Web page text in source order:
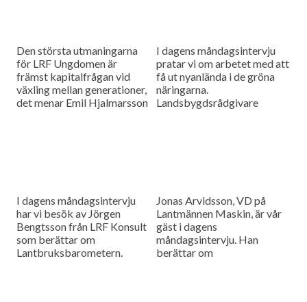
Den största utmaningarna
för LRF Ungdomen är
främst kapitalfrågan vid
växling mellan generationer,
det menar Emil Hjalmarsson
I dagens måndagsintervju
pratar vi om arbetet med att
få ut nyanlända i de gröna
näringarna.
Landsbygdsrådgivare
I dagens måndagsintervju
har vi besök av Jörgen
Bengtsson från LRF Konsult
som berättar om
Lantbruksbarometern.
Jonas Arvidsson, VD på
Lantmännen Maskin, är vår
gäst i dagens
måndagsintervju. Han
berättar om